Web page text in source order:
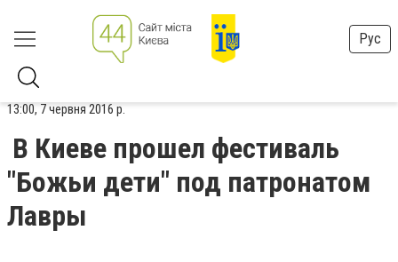
Рус
13:00, 7 червня 2016 р.
В Киеве прошел фестиваль
"Божьи дети" под патронатом
Лавры